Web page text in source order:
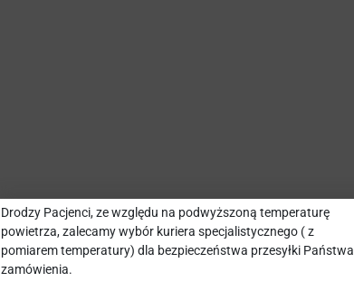
Drodzy Pacjenci, ze względu na podwyższoną temperaturę
powietrza, zalecamy wybór kuriera specjalistycznego ( z
pomiarem temperatury) dla bezpieczeństwa przesyłki Państwa
zamówienia.